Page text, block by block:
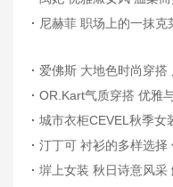
· 尼赫菲 职场上的一抹
· 爱佛斯 大地色时尚穿搭
· OR.Kart气质穿搭 优雅
· 城市衣柜CEVEL秋季女
· 汀丁可 衬衫的多样选择
· 堓上女装 秋日诗意风采